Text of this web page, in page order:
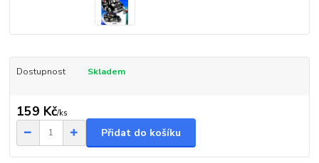
Dostupnost Skladem
159 Kč/ks
Přidat do košíku